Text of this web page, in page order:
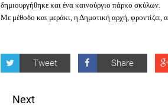
δημιουργήθηκε και ένα καινούργιο πάρκο σκύλων.
Με μέθοδο και μεράκι, η Δημοτική αρχή, φροντίζει,
Tweet Share
Next